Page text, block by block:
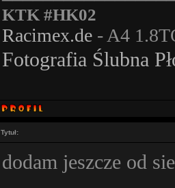
KTK #HK02
Racimex.de - A4
Fotografia Ślubna
Tytuł:
dodam jeszcze od